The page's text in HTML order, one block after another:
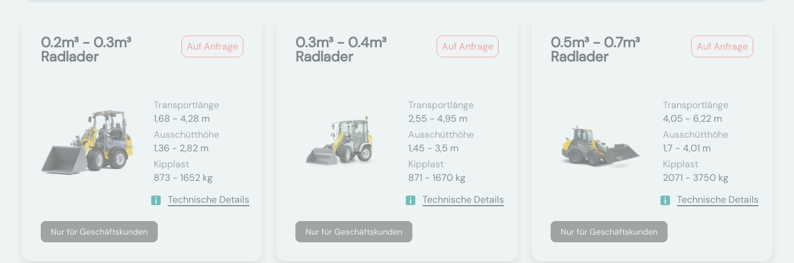
Auf Anfrage
0.2m³ - 0.3m³
Radlader
Transportlänge
1,68 - 4,28 m
Ausschütthöhe
1,36 - 2,82 m
Kipplast
873 - 1652 kg
Technische Details
Nur für Geschäftskunden
Auf Anfrage
0.3m³ - 0.4m³
Radlader
Transportlänge
2,55 - 4,95 m
Ausschütthöhe
1,45 - 3,5 m
Kipplast
871 - 1670 kg
Technische Details
Nur für Geschäftskunden
Auf Anfrage
0.5m³ - 0.7m³
Radlader
Transportlänge
4,05 - 6,22 m
Ausschütthöhe
1,7 - 4,01 m
Kipplast
2071 - 3750 kg
Technische Details
Nur für Geschäftskunden